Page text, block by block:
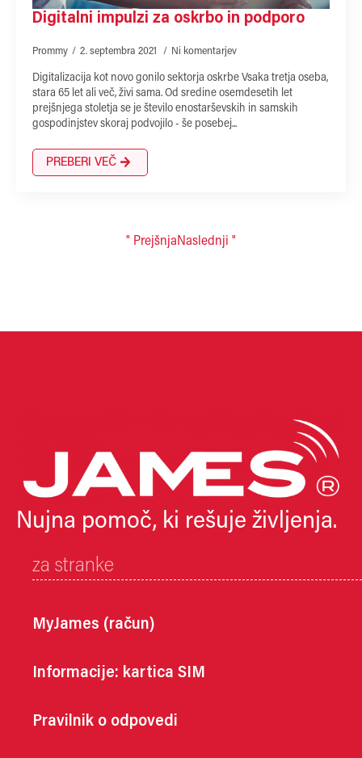
Digitalni impulzi za oskrbo in podporo
Prommy 2. septembra 2021 Ni komentarjev
Digitalizacija kot novo gonilo sektorja oskrbe Vsaka tretja oseba,
stara 65 let ali več, živi sama. Od sredine osemdesetih let
prejšnjega stoletja se je število enostarševskih in samskih
gospodinjstev skoraj podvojilo - še posebej...
PREBERI VEČ
" Prejšnja Naslednji "
Nujna pomoč, ki rešuje življenja.
za stranke
MyJames (račun)
Informacije: kartica SIM
Pravilnik o odpovedi